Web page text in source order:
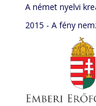
A német nyelvi
2015 - A fény